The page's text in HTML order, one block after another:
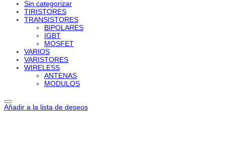
Sin categorizar
TIRISTORES
TRANSISTORES
BIPOLARES
IGBT
MOSFET
VARIOS
VARISTORES
WIRELESS
ANTENAS
MODULOS
Añadir a la lista de deseos